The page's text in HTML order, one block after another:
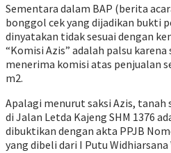
Sementara dalam BAP (berita
bonggol cek yang dijadikan bukti
dinyatakan tidak sesuai dengan
“Komisi Azis” adalah palsu
menerima komisi atas penjualan
m2.
Apalagi menurut saksi Azis, tanah
di Jalan Letda Kajeng SHM 1376
dibuktikan dengan akta PPJB
yang dibeli dari I Putu Widhiarsana